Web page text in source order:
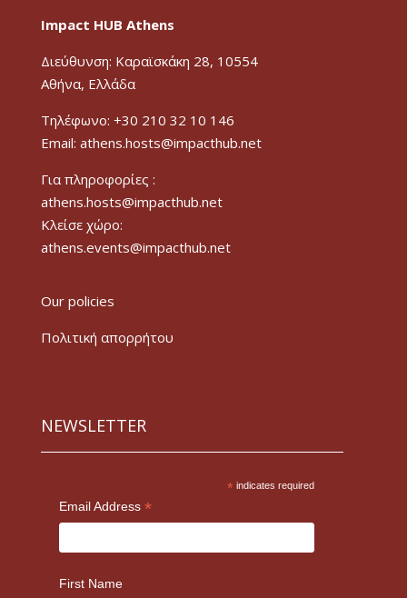
Impact HUB Athens
Διεύθυνση: Καραϊσκάκη 28, 10554
Αθήνα, Ελλάδα
Τηλέφωνο: +30 210 32 10 146
Email: athens.hosts@impacthub.net
Για πληροφορίες :
athens.hosts@impacthub.net
Κλείσε χώρο:
athens.events@impacthub.net
Our policies
Πολιτική απορρήτου
NEWSLETTER
* indicates required
Email Address *
First Name